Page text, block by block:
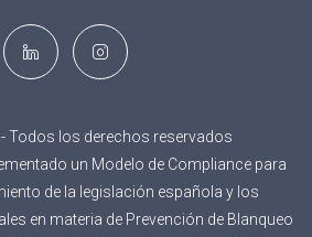
Todos los derechos reservados
un Modelo de Compliance para
de la legislación española y los
en materia de Prevención de Blanqueo